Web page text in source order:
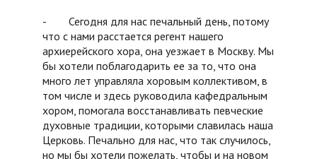
- Сегодня для нас печальный день, потому
что с нами расстается регент нашего
архиерейского хора, она уезжает в Москву. Мы
бы хотели поблагодарить ее за то, что она
много лет управляла хоровым коллективом, в
том числе и здесь руководила кафедральным
хором, помогала восстанавливать певческие
духовные традиции, которыми славилась наша
Церковь. Печально для нас, что так случилось,
но мы бы хотели пожелать, чтобы и на новом